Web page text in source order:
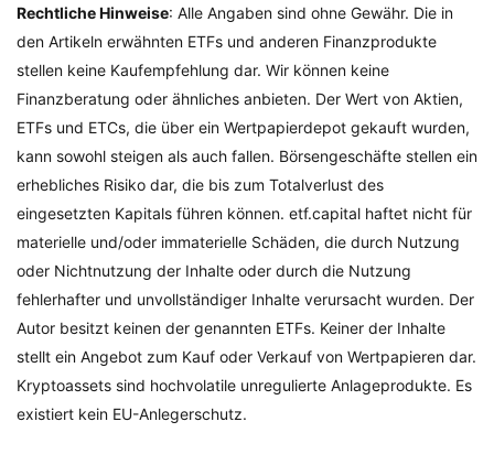
Rechtliche Hinweise: Alle Angaben sind ohne Gewähr. Die in
den Artikeln erwähnten ETFs und anderen Finanzprodukte
stellen keine Kaufempfehlung dar. Wir können keine
Finanzberatung oder ähnliches anbieten. Der Wert von Aktien,
ETFs und ETCs, die über ein Wertpapierdepot gekauft wurden,
kann sowohl steigen als auch fallen. Börsengeschäfte stellen ein
erhebliches Risiko dar, die bis zum Totalverlust des
eingesetzten Kapitals führen können. etf.capital haftet nicht für
materielle und/oder immaterielle Schäden, die durch Nutzung
oder Nichtnutzung der Inhalte oder durch die Nutzung
fehlerhafter und unvollständiger Inhalte verursacht wurden. Der
Autor besitzt keinen der genannten ETFs. Keiner der Inhalte
stellt ein Angebot zum Kauf oder Verkauf von Wertpapieren dar.
Kryptoassets sind hochvolatile unregulierte Anlageprodukte. Es
existiert kein EU-Anlegerschutz.